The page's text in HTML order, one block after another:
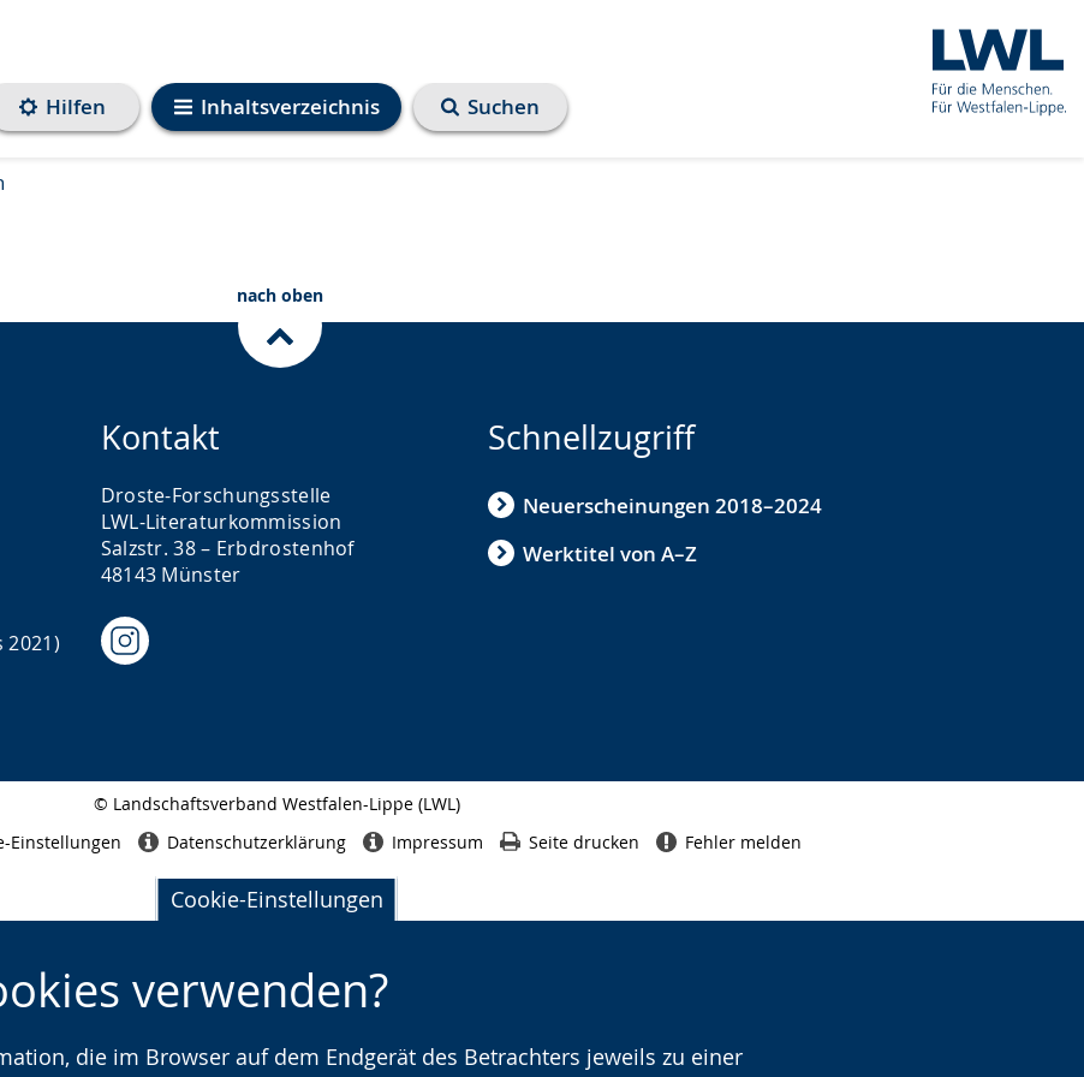
Inhaltsverzeichnis
Hilfen Suchen
Cookie-Einstellungen
verwenden?
die im Browser auf dem Endgerät des Betrachters jeweils zu einer
nach oben
2021)
Kontakt
Droste-Forschungsstelle
LWL-Literaturkommission
Salzstr. 38 – Erbdrostenhof
48143 Münster
Schnellzugriff
Neuerscheinungen 2018–2024
Werktitel von A–Z
© Landschaftsverband Westfalen-Lippe (LWL)
Einstellungen Datenschutzerklärung Impressum Seite drucken Fehler melden